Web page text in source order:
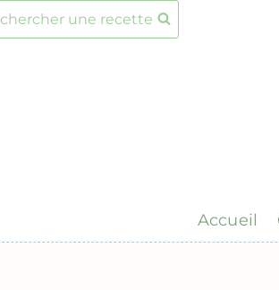
chercher une recette
Accueil